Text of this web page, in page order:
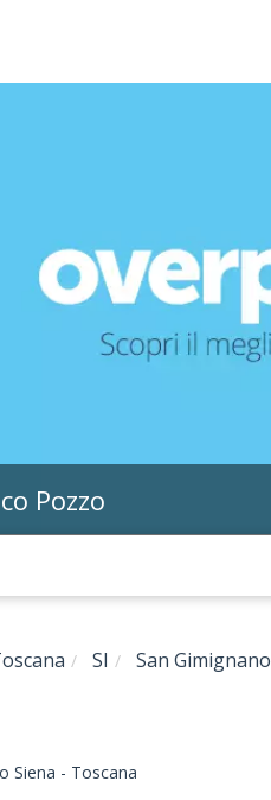
Pozzo
SI San Gimignano
Siena - Toscana